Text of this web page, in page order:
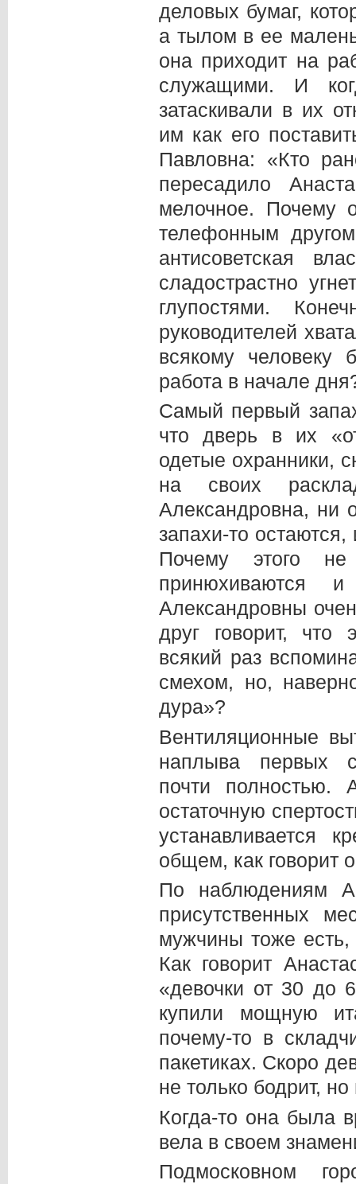
деловых бумаг,
а тылом в ее
она приходит на
служащими. И
затаскивали в их
им как его
Павловна: «Кто
пересадило
мелочное. Почему
телефонным
антисоветская
сладострастно
глупостями.
руководителей
всякому человеку
работа в начале
Самый первый
что дверь в их
одетые охранники,
на своих
Александровна, ни
запахи-то
Почему этого
Александровны
друг говорит, что
всякий раз
смехом, но,
дура»?
Вентиляционные
наплыва первых
почти полностью.
остаточную
устанавливается
общем, как говорит
По наблюдениям
присутственных
мужчины тоже
Как говорит
«девочки от 30 до
купили мощную
почему-то в
пакетиках. Скоро
не только бодрит,
Когда-то она была
вела в своем
Подмосковном